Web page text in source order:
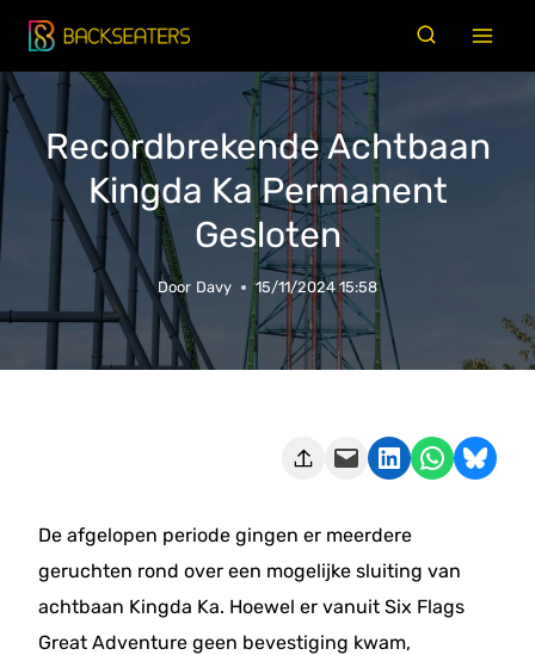
Doorgaan
naar
inhoud
Recordbrekende Achtbaan
Kingda Ka Permanent
Gesloten
Door Davy 15/11/2024 15:58
Deze pagina e-mailen Delen op LinkedIn Delen via WhatsApp Share on Bluesky
De afgelopen periode gingen er meerdere
geruchten rond over een mogelijke sluiting van
achtbaan Kingda Ka. Hoewel er vanuit Six Flags
Great Adventure geen bevestiging kwam,